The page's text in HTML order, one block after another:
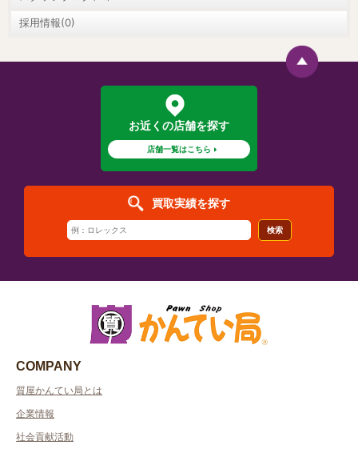
採用情報(0)
お近くの店舗を探す
店舗一覧はこちら
買取実績を探す
検索
COMPANY
質屋かんてい局とは
企業情報
社会貢献活動